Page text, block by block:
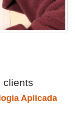
clients
Aplicada